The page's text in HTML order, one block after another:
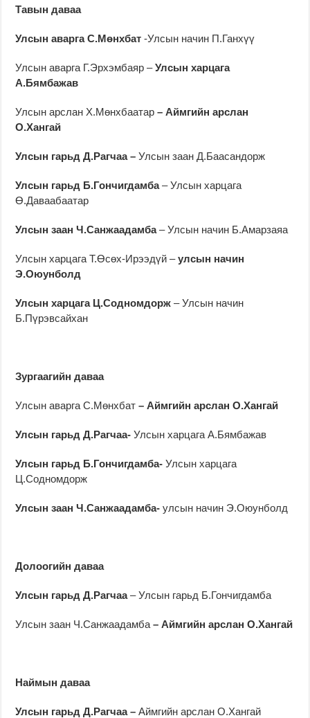
Тавын даваа
Улсын аварга С.Мөнхбат -Улсын начин П.Ганхүү
Улсын аварга Г.Эрхэмбаяр –Улсын харцага
А.Бямбажав
Улсын арслан Х.Мөнхбаатар – Аймгийн арслан
О.Хангай
Улсын гарьд Д.Рагчаа –Улсын заан Д.Баасандорж
Улсын гарьд Б.Гончигдамба– Улсын харцага
Ө.Даваабаатар
Улсын заан Ч.Санжаадамба– Улсын начин Б.Амарзаяа
Улсын харцага Т.Өсөх-Ирээдүй –улсын начин
Э.Оюунболд
Улсын харцага Ц.Содномдорж – Улсын начин
Б.Пүрэвсайхан
Зургаагийн даваа
Улсын аварга С.Мөнхбат – Аймгийн арслан О.Хангай
Улсын гарьд Д.Рагчаа-Улсын харцага А.Бямбажав
Улсын гарьд Б.Гончигдамба-Улсын харцага
Ц.Содномдорж
Улсын заан Ч.Санжаадамба- улсын начин Э.Оюунболд
Долоогийн даваа
Улсын гарьд Д.Рагчаа– Улсын гарьд Б.Гончигдамба
Улсын заан Ч.Санжаадамба– Аймгийн арслан О.Хангай
Наймын даваа
Улсын гарьд Д.Рагчаа –Аймгийн арслан О.Хангай